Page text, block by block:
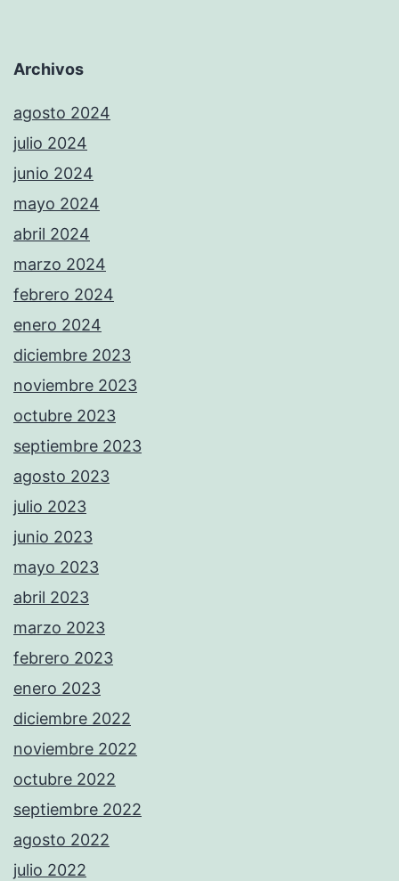
Archivos
agosto 2024
julio 2024
junio 2024
mayo 2024
abril 2024
marzo 2024
febrero 2024
enero 2024
diciembre 2023
noviembre 2023
octubre 2023
septiembre 2023
agosto 2023
julio 2023
junio 2023
mayo 2023
abril 2023
marzo 2023
febrero 2023
enero 2023
diciembre 2022
noviembre 2022
octubre 2022
septiembre 2022
agosto 2022
julio 2022